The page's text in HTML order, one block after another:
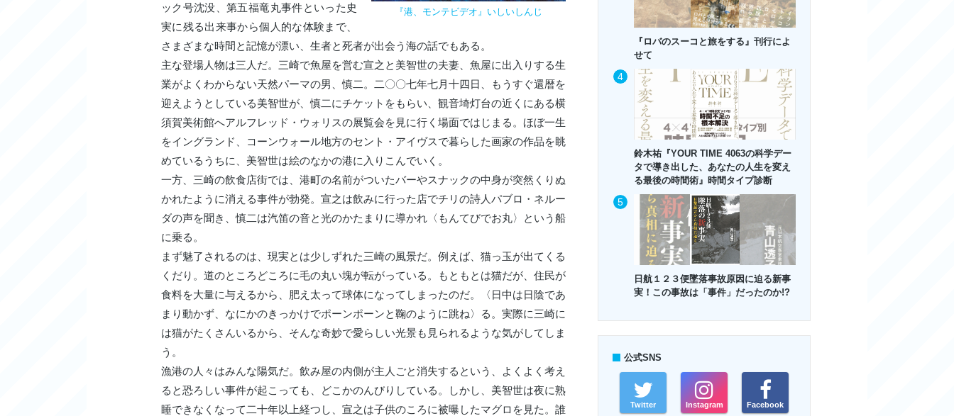
『港、モンテビデオ』いしいしんじ
ック号沈没、第五福竜丸事件といった史
実に残る出来事から個人的な体験まで、
さまざまな時間と記憶が漂い、生者と死者が出会う海の話でもある。
主な登場人物は三人だ。三崎で魚屋を営む宣之と美智世の夫妻、魚屋に出入りする生
業がよくわからない天然パーマの男、慎二。二〇〇七年七月十四日、もうすぐ還暦を
迎えようとしている美智世が、慎二にチケットをもらい、観音埼灯台の近くにある横
須賀美術館へアルフレッド・ウォリスの展覧会を見に行く場面ではじまる。ほぼ一生
をイングランド、コーンウォール地方のセント・アイヴスで暮らした画家の作品を眺
めているうちに、美智世は絵のなかの港に入りこんでいく。
一方、三崎の飲食店街では、港町の名前がついたバーやスナックの中身が突然くりぬ
かれたように消える事件が勃発。宣之は飲みに行った店でチリの詩人パブロ・ネルー
ダの声を聞き、慎二は汽笛の音と光のかたまりに導かれ〈もんてびでお丸〉という船
に乗る。
まず魅了されるのは、現実とは少しずれた三崎の風景だ。例えば、猫っ玉が出てくる
くだり。道のところどころに毛の丸い塊が転がっている。もともとは猫だが、住民が
食料を大量に与えるから、肥え太って球体になってしまったのだ。〈日中は日陰であ
まり動かず、なにかのきっかけでポーンポーンと鞠のように跳ね〉る。実際に三崎に
は猫がたくさんいるから、そんな奇妙で愛らしい光景も見られるような気がしてしま
う。
漁港の人々はみんな陽気だ。飲み屋の内側が主人ごと消失するという、よくよく考え
ると恐ろしい事件が起こっても、どこかのんびりしている。しかし、美智世は夜に熟
睡できなくなって二十年以上経つし、宣之は子供のころに被曝したマグロを見た。誰
『ロバのスーコと旅をする』刊行によ
せて
鈴木祐『YOUR TIME 4063の科学デー
タで導き出した、あなたの人生を変え
る最後の時間術』時間タイプ診断
日航１２３便墜落事故原因に迫る新事
実！この事故は「事件」だったのか!?
公式SNS
Twitter Instagram Facebook